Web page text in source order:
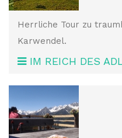
Herrliche Tour zu
Karwendel.
IM REICH DES